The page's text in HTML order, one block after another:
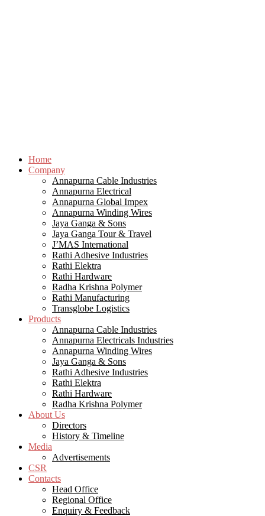
Home
Company
Annapurna Cable Industries
Annapurna Electrical
Annapurna Global Impex
Annapurna Winding Wires
Jaya Ganga & Sons
Jaya Ganga Tour & Travel
J’MAS International
Rathi Adhesive Industries
Rathi Elektra
Rathi Hardware
Radha Krishna Polymer
Rathi Manufacturing
Transglobe Logistics
Products
Annapurna Cable Industries
Annapurna Electricals Industries
Annapurna Winding Wires
Jaya Ganga & Sons
Rathi Adhesive Industries
Rathi Elektra
Rathi Hardware
Radha Krishna Polymer
About Us
Directors
History & Timeline
Media
Advertisements
CSR
Contacts
Head Office
Regional Office
Enquiry & Feedback